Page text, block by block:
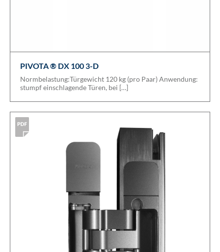
PIVOTA ® DX 100 3-D
Normbelastung:Türgewicht 120 kg (pro Paar) Anwendung:
stumpf einschlagende Türen, bei […]